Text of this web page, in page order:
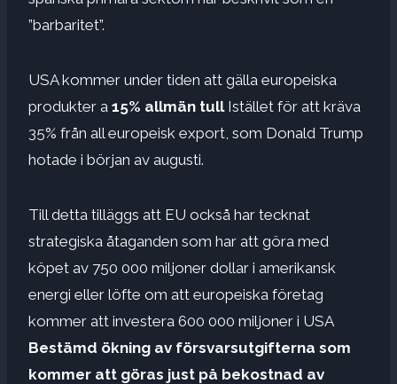
”barbaritet”.
USA kommer under tiden att gälla europeiska
produkter a 15% allmän tull Istället för att kräva
35% från all europeisk export, som Donald Trump
hotade i början av augusti.
Till detta tilläggs att EU också har tecknat
strategiska åtaganden som har att göra med
köpet av 750 000 miljoner dollar i amerikansk
energi eller löfte om att europeiska företag
kommer att investera 600 000 miljoner i USA
Bestämd ökning av försvarsutgifterna som
kommer att göras just på bekostnad av